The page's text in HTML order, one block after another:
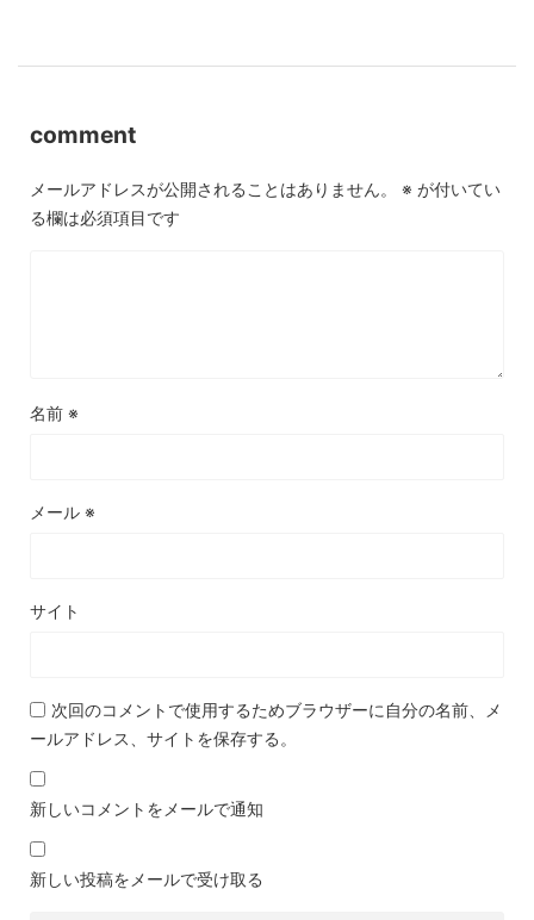
comment
メールアドレスが公開されることはありません。 ※ が付いてい
る欄は必須項目です
名前 ※
メール ※
サイト
次回のコメントで使用するためブラウザーに自分の名前、メ
ールアドレス、サイトを保存する。
新しいコメントをメールで通知
新しい投稿をメールで受け取る